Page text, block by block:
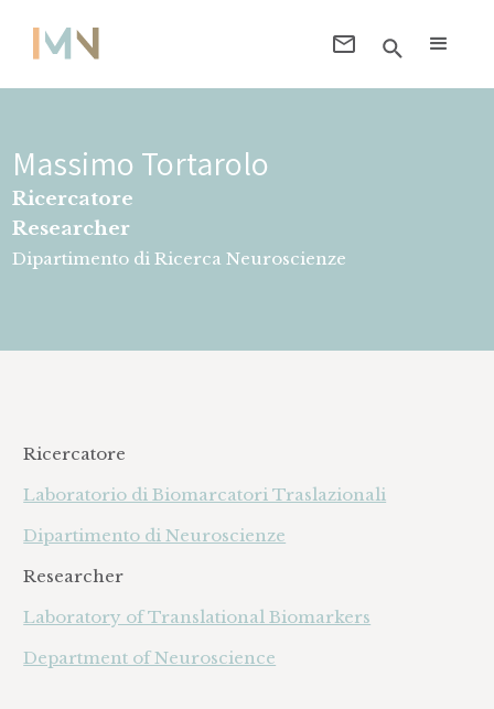
Massimo Tortarolo
Ricercatore
Researcher
Dipartimento di Ricerca Neuroscienze
Ricercatore
Laboratorio di Biomarcatori Traslazionali
Dipartimento di Neuroscienze
Researcher
Laboratory of Translational Biomarkers
Department of Neuroscience